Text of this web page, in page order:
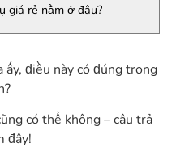
giá rẻ nằm ở đâu?
ấy, điều này có đúng trong
có thể không – câu trả
đây!